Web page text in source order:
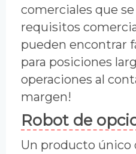
comerciales que
requisitos
pueden encontrar
para posiciones
operaciones al
margen!
Robot de
Un producto único